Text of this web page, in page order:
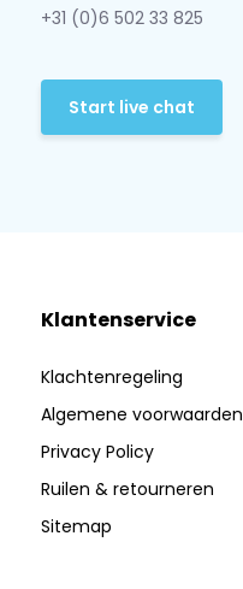
+31 (0)6 502 33 825
Start live chat
Klantenservice
Klachtenregeling
Algemene voorwaarden
Privacy Policy
Ruilen & retourneren
Sitemap